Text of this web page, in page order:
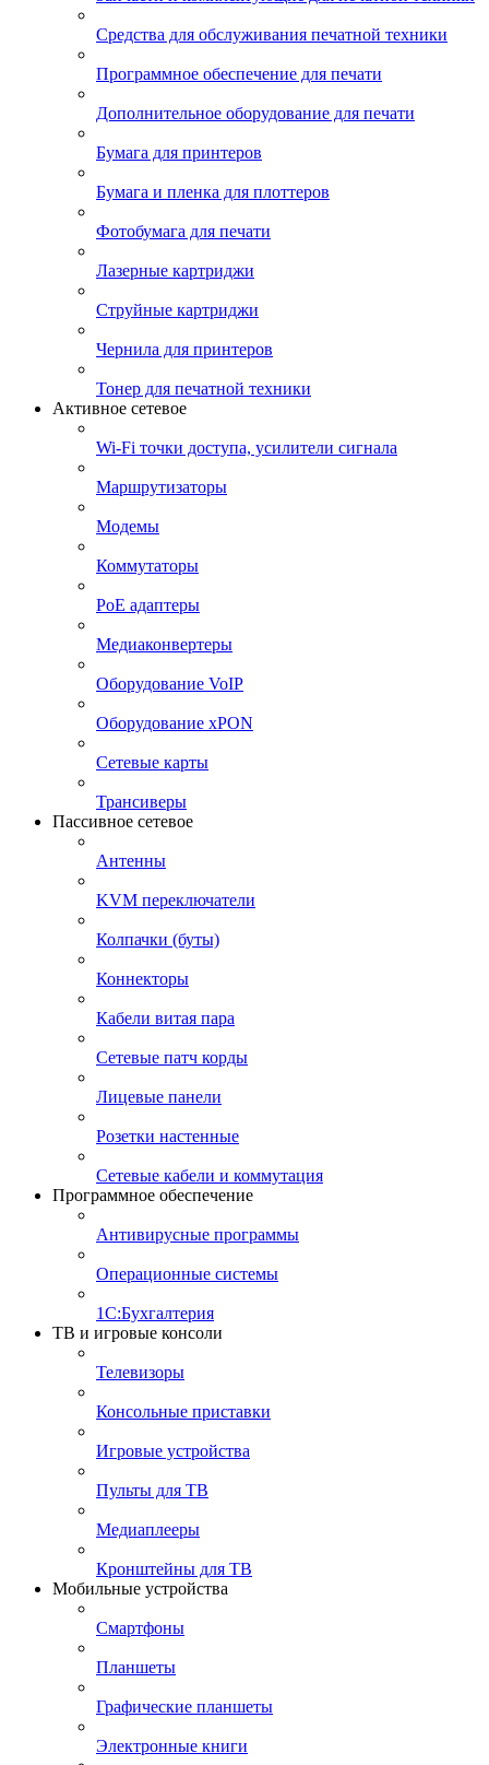
Средства для обслуживания печатной техники
Программное обеспечение для печати
Дополнительное оборудование для печати
Бумага для принтеров
Бумага и пленка для плоттеров
Фотобумага для печати
Лазерные картриджи
Струйные картриджи
Чернила для принтеров
Тонер для печатной техники
Активное сетевое
Wi-Fi точки доступа, усилители сигнала
Маршрутизаторы
Модемы
Коммутаторы
PoE адаптеры
Медиаконвертеры
Оборудование VoIP
Оборудование xPON
Сетевые карты
Трансиверы
Пассивное сетевое
Антенны
KVM переключатели
Колпачки (буты)
Коннекторы
Кабели витая пара
Сетевые патч корды
Лицевые панели
Розетки настенные
Сетевые кабели и коммутация
Программное обеспечение
Антивирусные программы
Операционные системы
1С:Бухгалтерия
ТВ и игровые консоли
Телевизоры
Консольные приставки
Игровые устройства
Пульты для ТВ
Медиаплееры
Кронштейны для ТВ
Мобильные устройства
Смартфоны
Планшеты
Графические планшеты
Электронные книги